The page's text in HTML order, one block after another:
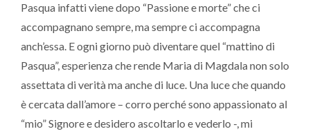
Pasqua infatti viene dopo “Passione e morte” che ci
accompagnano sempre, ma sempre ci accompagna
anch’essa. E ogni giorno può diventare quel “mattino di
Pasqua”, esperienza che rende Maria di Magdala non solo
assettata di verità ma anche di luce. Una luce che quando
è cercata dall’amore – corro perché sono appassionato al
“mio” Signore e desidero ascoltarlo e vederlo -, mi